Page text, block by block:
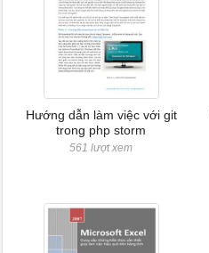
Hướng dẫn làm việc với git
trong php storm
561 lượt xem